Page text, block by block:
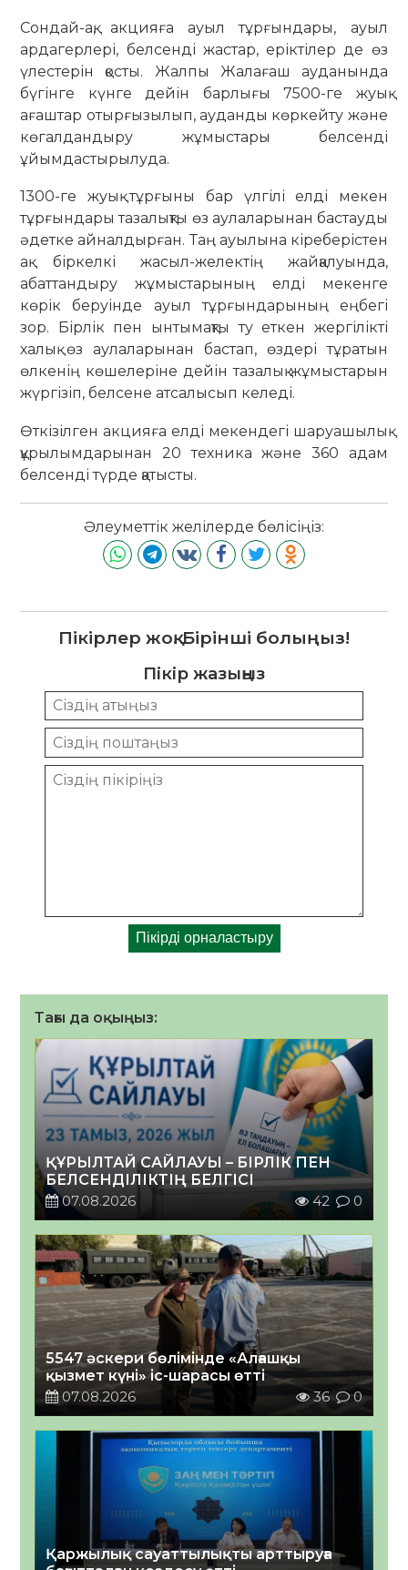
Сондай-ақ, акцияға ауыл тұрғындары, ауыл
ардагерлері, белсенді жастар, еріктілер де өз
үлестерін қосты. Жалпы Жалағаш ауданында
бүгінге күнге дейін барлығы 7500-ге жуық
ағаштар отырғызылып, ауданды көркейту және
көгалдандыру жұмыстары белсенді
ұйымдастырылуда.
1300-ге жуық тұрғыны бар үлгілі елді мекен
тұрғындары тазалықты өз аулаларынан бастауды
әдетке айналдырған. Таң ауылына кіреберістен
ақ біркелкі жасыл-желектің жайқалуында,
абаттандыру жұмыстарының елді мекенге
көрік беруінде ауыл тұрғындарының еңбегі
зор. Бірлік пен ынтымақты ту еткен жергілікті
халық өз аулаларынан бастап, өздері тұратын
өлкенің көшелеріне дейін тазалық жұмыстарын
жүргізіп, белсене атсалысып келеді.
Өткізілген акцияға елді мекендегі шаруашылық
құрылымдарынан 20 техника және 360 адам
белсенді түрде қатысты.
Әлеуметтік желілерде бөлісіңіз:
Пікірлер жоқ. Бірінші болыңыз!
Пікір жазыңыз
Тағы да оқыңыз:
ҚҰРЫЛТАЙ САЙЛАУЫ – БІРЛІК ПЕН
БЕЛСЕНДІЛІКТІҢ БЕЛГІСІ
07.08.2026
42 0
5547 әскери бөлімінде «Алғашқы
қызмет күні» іс-шарасы өтті
07.08.2026
36 0
Қаржылық сауаттылықты арттыруға